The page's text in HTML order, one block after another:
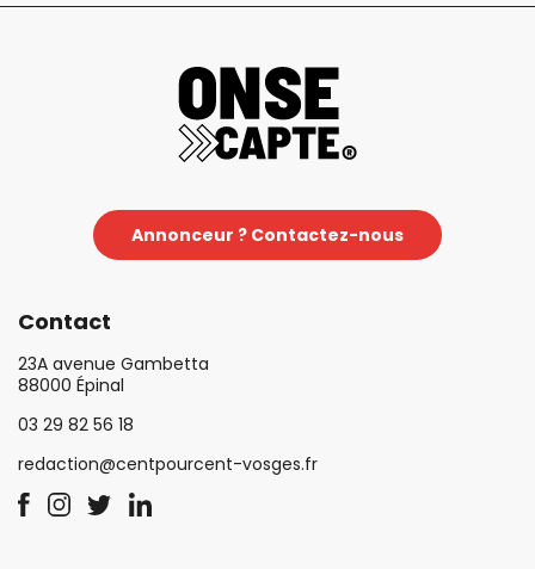
Annonceur ? Contactez-nous
Contact
23A avenue Gambetta
88000 Épinal
03 29 82 56 18
redaction@centpourcent-vosges.fr